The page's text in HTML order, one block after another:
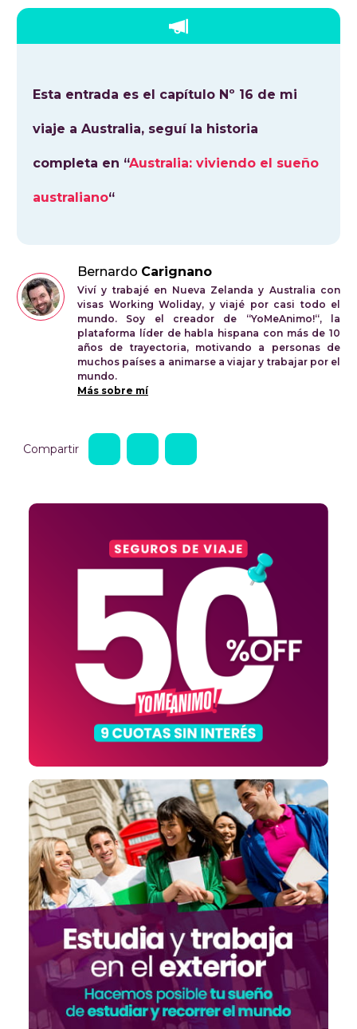
Esta entrada es el capítulo Nº 16 de mi
viaje a Australia, seguí la historia
completa en “Australia: viviendo el sueño
australiano“
Bernardo Carignano
Viví y trabajé en Nueva Zelanda y Australia con
visas Working Woliday, y viajé por casi todo el
mundo. Soy el creador de “YoMeAnimo!“, la
plataforma líder de habla hispana con más de 10
años de trayectoria, motivando a personas de
muchos países a animarse a viajar y trabajar por el
mundo.
Más sobre mí
Compartir